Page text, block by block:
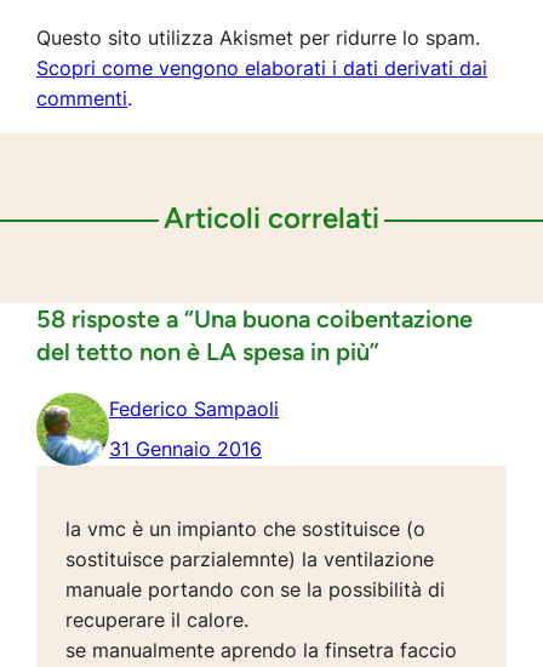
Questo sito utilizza Akismet per ridurre lo spam.
Scopri come vengono elaborati i dati derivati dai
commenti.
Articoli correlati
58 risposte a “Una buona coibentazione
del tetto non è LA spesa in più”
Federico Sampaoli
31 Gennaio 2016
la vmc è un impianto che sostituisce (o
sostituisce parzialemnte) la ventilazione
manuale portando con se la possibilità di
recuperare il calore.
se manualmente aprendo la finsetra faccio